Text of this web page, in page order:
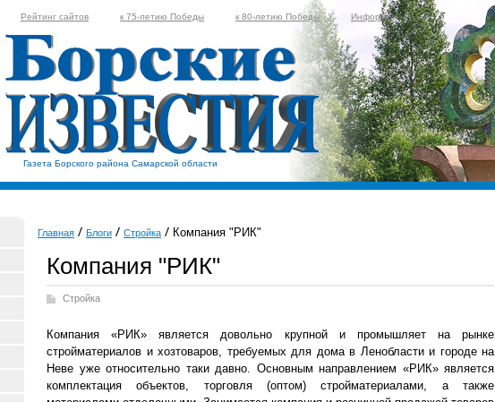
Рейтинг сайтов к 75-летию Победы к 80-летию Победы Информер
Газета Борского района Самарской области
Главная Блоги Стройка Компания "РИК"
Компания "РИК"
Стройка
Компания «РИК» является довольно крупной и промышляет на рынке
стройматериалов и хозтоваров, требуемых для дома в Ленобласти и городе на
Неве уже относительно таки давно. Основным направлением «РИК» является
комплектация объектов, торговля (оптом) стройматериалами, а также